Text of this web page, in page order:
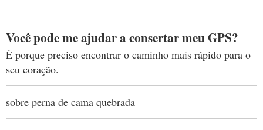
Você pode me ajudar a consertar meu GPS?
É porque preciso encontrar o caminho mais rápido para o
seu coração.
sobre perna de cama quebrada